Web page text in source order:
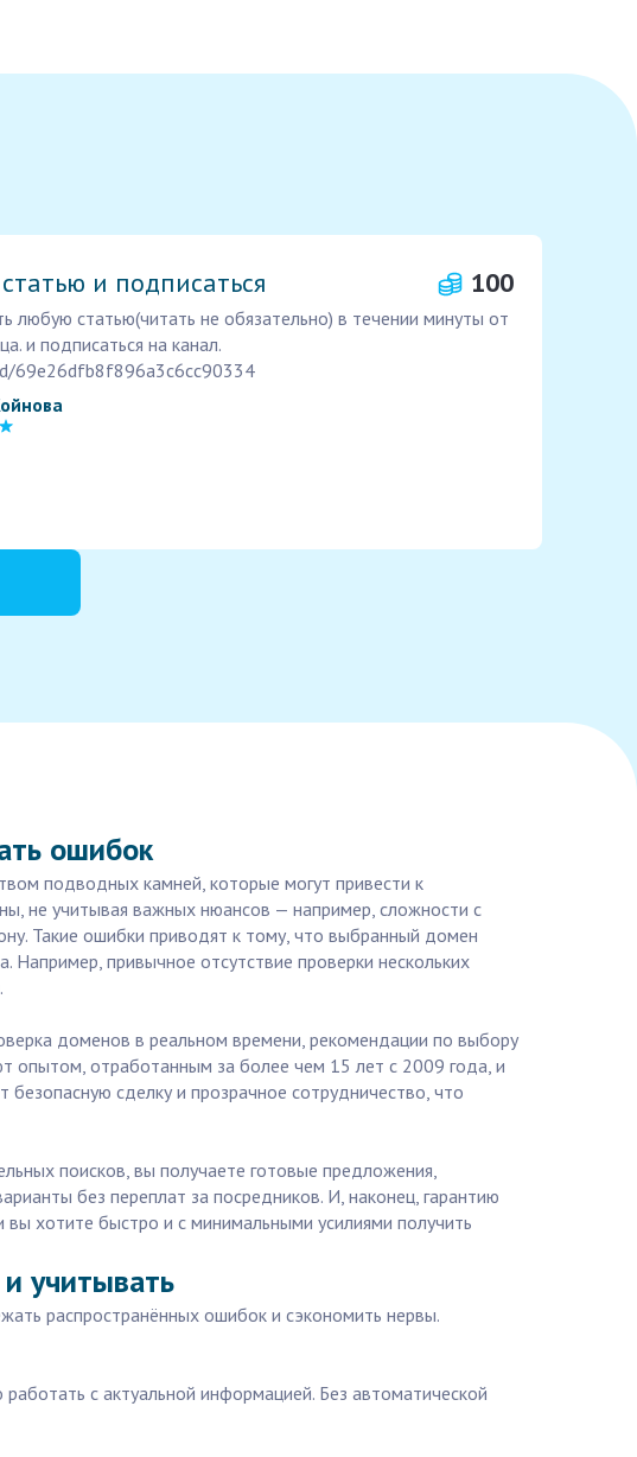
и подписаться 100
любую статью(читать не обязательно) в течении минуты от
и подписаться на канал.
69e26dfb8f896a3c6cc90334
ошибок
подводных камней, которые могут привести к
не учитывая важных нюансов — например, сложности с
Такие ошибки приводят к тому, что выбранный домен
привычное отсутствие проверки нескольких
доменов в реальном времени, рекомендации по выбору
опытом, отработанным за более чем 15 лет с 2009 года, и
сделку и прозрачное сотрудничество, что
поисков, вы получаете готовые предложения,
без переплат за посредников. И, наконец, гарантию
хотите быстро и с минимальными усилиями получить
учитывать
распространённых ошибок и сэкономить нервы.
с актуальной информацией. Без автоматической